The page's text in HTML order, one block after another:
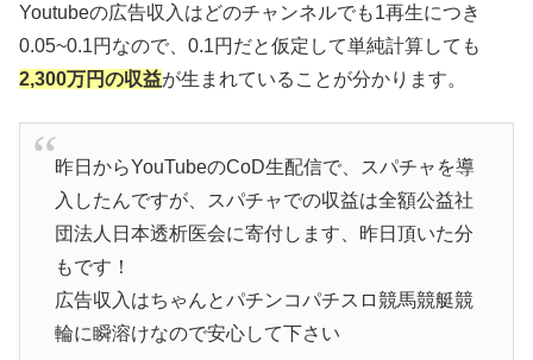
Youtubeの広告収入はどのチャンネルでも1再生につき
0.05~0.1円なので、0.1円だと仮定して単純計算しても
2,300万円の収益が生まれていることが分かります。
昨日からYouTubeのCoD生配信で、スパチャを導
入したんですが、スパチャでの収益は全額公益社
団法人日本透析医会に寄付します、昨日頂いた分
もです！
広告収入はちゃんとパチンコパチスロ競馬競艇競
輪に瞬溶けなので安心して下さい